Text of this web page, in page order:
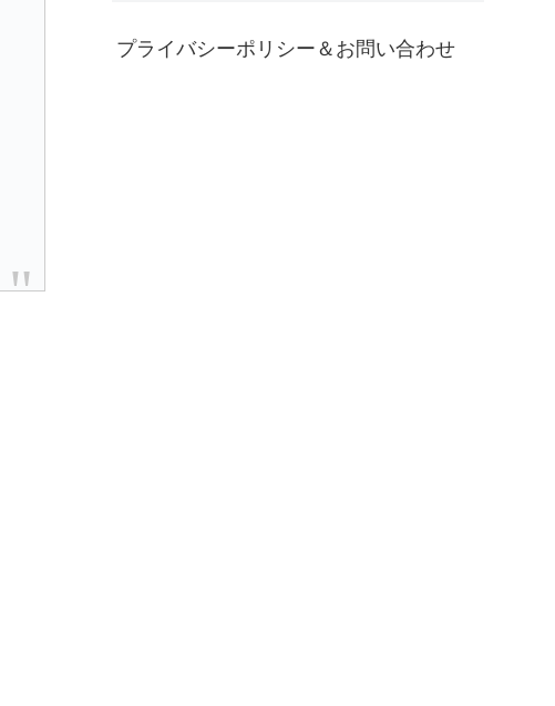
プライバシーポリシー＆お問い合わせ